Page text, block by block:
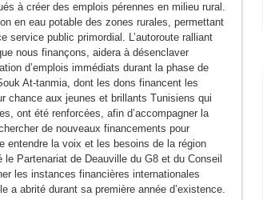
à créer des emplois pérennes en milieu rural.
en eau potable des zones rurales, permettant
service public primordial. L’autoroute ralliant
nous finançons, aidera à désenclaver
d’emplois immédiats durant la phase de
At-tanmia, dont les dons financent les
chance aux jeunes et brillants Tunisiens qui
ont été renforcées, afin d’accompagner la
de nouveaux financements pour
entendre la voix et les besoins de la région
Partenariat de Deauville du G8 et du Conseil
les instances financières internationales
a abrité durant sa première année d’existence.